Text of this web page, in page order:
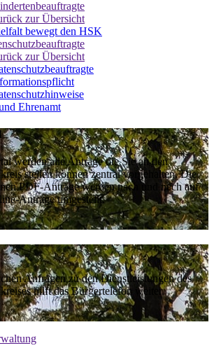
zur Übersicht
bewegt den HSK
zur Übersicht
Ehrenamt
werden alle Anträge die Sie an den
stellen können zentral vorgehalten. Die
PDF-Anträge werden nach und nach auf
Anträge umgestellt.
Anfragen zu den Dienstleistungen des
hilft das Bürgertelefon weiter.